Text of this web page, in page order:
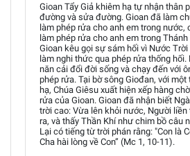
Gioan Tẩy Giả khiêm hạ tự nhận thân
đường và sửa đường. Gioan đã làm
làm phép rửa cho anh em trong nước,
làm phép rửa cho anh em trong
Gioan kêu gọi sự sám hối vì Nước
làm nghi thức qua phép rửa thống hối.
năn cải đổi đời sống và chạy đến với
phép rửa. Tại bờ sông Giođan, với
hạ, Chúa Giêsu xuất hiện xếp hàng
rửa của Gioan. Gioan đã nhận biết
trời cao: Vừa lên khỏi nước, Người
ra, và thấy Thần Khí như chim bồ câu
Lại có tiếng từ trời phán rằng: "Con là
Cha hài lòng về Con” (Mc 1, 10-11).